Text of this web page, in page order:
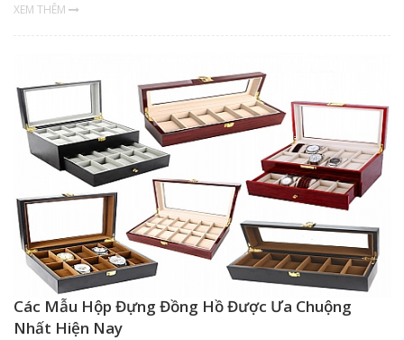
XEM THÊM
Các Mẫu Hộp Đựng Đồng Hồ Được Ưa Chuộng
Nhất Hiện Nay